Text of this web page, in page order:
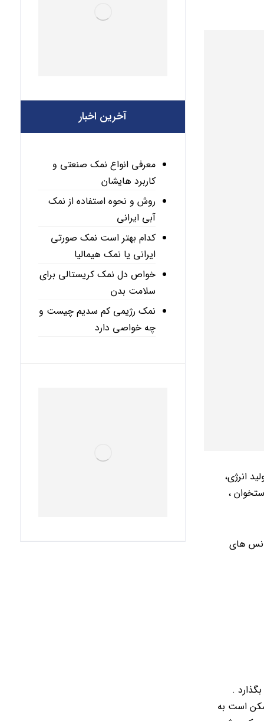
انرژی،
،
های
.
است به
آخرین اخبار
معرفی انواع نمک صنعتی و
کاربرد هایشان
روش و نحوه استفاده از نمک
آبی ایرانی
کدام بهتر است نمک صورتی
ایرانی یا نمک هیمالیا
خواص دل نمک کریستالی برای
سلامت بدن
نمک رژیمی کم سدیم چیست و
چه خواصی دارد